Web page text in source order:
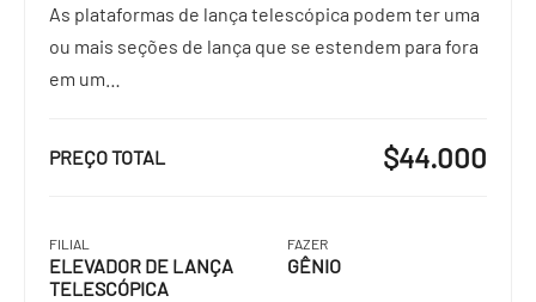
As plataformas de lança telescópica podem ter uma
ou mais seções de lança que se estendem para fora
em um…
PREÇO TOTAL $44.000
FILIAL
ELEVADOR DE LANÇA
TELESCÓPICA
FAZER
GÊNIO